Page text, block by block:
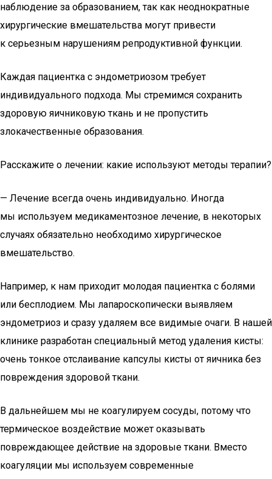
наблюдение за образованием, так как неоднократные
хирургические вмешательства могут привести
к серьезным нарушениям репродуктивной функции.
Каждая пациентка с эндометриозом требует
индивидуального подхода. Мы стремимся сохранить
здоровую яичниковую ткань и не пропустить
злокачественные образования.
Расскажите о лечении: какие используют методы терапии?
— Лечение всегда очень индивидуально. Иногда
мы используем медикаментозное лечение, в некоторых
случаях обязательно необходимо хирургическое
вмешательство.
Например, к нам приходит молодая пациентка с болями
или бесплодием. Мы лапароскопически выявляем
эндометриоз и сразу удаляем все видимые очаги. В нашей
клинике разработан специальный метод удаления кисты:
очень тонкое отслаивание капсулы кисты от яичника без
повреждения здоровой ткани.
В дальнейшем мы не коагулируем сосуды, потому что
термическое воздействие может оказывать
повреждающее действие на здоровые ткани. Вместо
коагуляции мы используем современные